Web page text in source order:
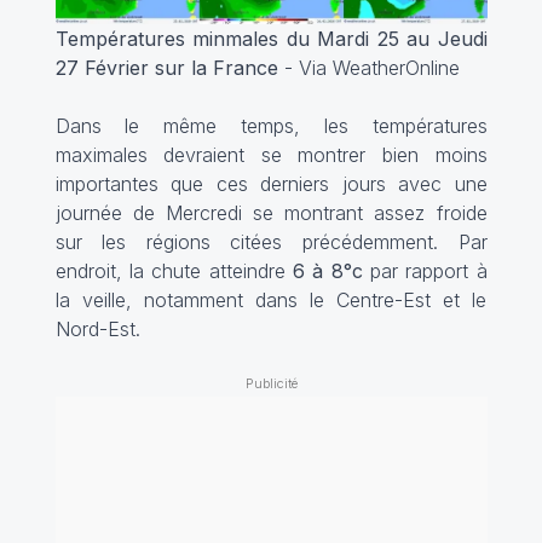
Températures minmales du Mardi 25 au Jeudi
27 Février sur la France - Via WeatherOnline
Dans le même temps, les températures
maximales devraient se montrer bien moins
importantes que ces derniers jours avec une
journée de Mercredi se montrant assez froide
sur les régions citées précédemment. Par
endroit, la chute atteindre 6 à 8°c par rapport à
la veille, notamment dans le Centre-Est et le
Nord-Est.